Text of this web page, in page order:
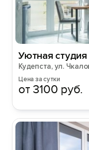
Уютная
Кудепста, ул.
Цена за сутки
от 3100 руб.